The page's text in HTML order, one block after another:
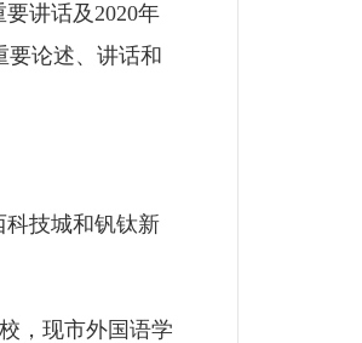
讲话及2020年
要论述、讲话和
技城和钒钛新
，现市外国语学